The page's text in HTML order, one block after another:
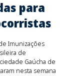
para
Imunizações
de
Gaúcha de
nesta semana